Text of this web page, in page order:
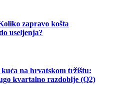
zapravo košta
useljenja?
na hrvatskom tržištu:
kvartalno razdoblje (Q2)